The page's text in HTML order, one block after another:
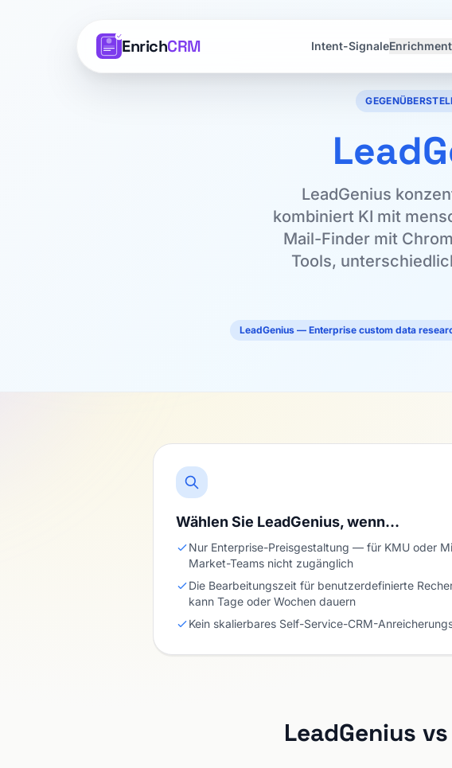
EnrichCRM Intent-SignaleEnrichment
LeadGenius
kombiniert KI mit
Mail-Finder mit
Tools,
LeadGenius — Enterprise custom data
Wählen Sie LeadGenius, wenn…
Nur Enterprise-Preisgestaltung — für KMU oder
Market-Teams nicht zugänglich
Die Bearbeitungszeit für benutzerdefinierte
kann Tage oder Wochen dauern
Kein skalierbares Self-Service-CRM-
LeadGenius